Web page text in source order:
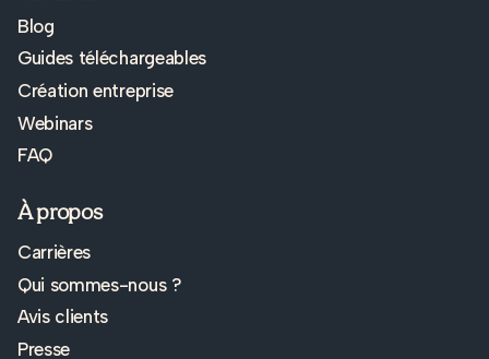
Blog
Guides téléchargeables
Création entreprise
Webinars
FAQ
À propos
Carrières
Qui sommes-nous ?
Avis clients
Presse